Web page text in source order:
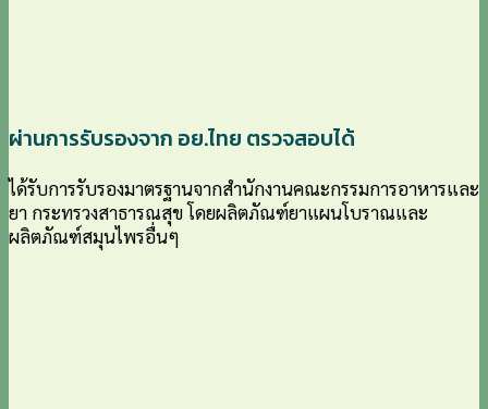
ผ่านการรับรองจาก อย.ไทย ตรวจสอบได้
ได้รับการรับรองมาตรฐานจากสำนักงานคณะกรรมการอาหารและ
ยา กระทรวงสาธารณสุข โดยผลิตภัณฑ์ยาแผนโบราณและ
ผลิตภัณฑ์สมุนไพรอื่นๆ